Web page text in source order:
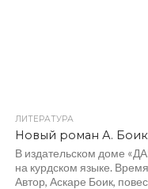
ЛИТЕРАТУРА
Новый роман А.
В издательском доме
на курдском языке.
Автор, Аскаре Боик,